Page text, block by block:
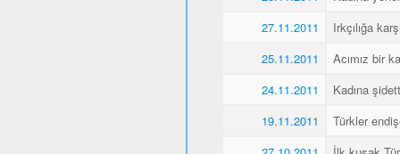
27.11.2011
Irkçılığa
25.11.2011
Acımız bir
24.11.2011
Kadına
19.11.2011
Türkler